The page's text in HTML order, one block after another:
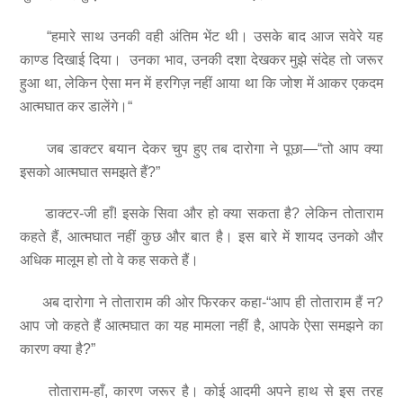
“हमारे साथ उनकी वही अंतिम भेंट थी। उसके बाद आज सवेरे यह
काण्ड दिखाई दिया। उनका भाव, उनकी दशा देखकर मुझे संदेह तो जरूर
हुआ था, लेकिन ऐसा मन में हरगिज़ नहीं आया था कि जोश में आकर एकदम
आत्मघात कर डालेंगे।“
जब डाक्टर बयान देकर चुप हुए तब दारोगा ने पूछा—“तो आप क्या
इसको आत्मघात समझते हैं?”
डाक्टर-जी हाँ! इसके सिवा और हो क्या सकता है? लेकिन तोताराम
कहते हैं, आत्मघात नहीं कुछ और बात है। इस बारे में शायद उनको और
अधिक मालूम हो तो वे कह सकते हैं।
अब दारोगा ने तोताराम की ओर फिरकर कहा-“आप ही तोताराम हैं न?
आप जो कहते हैं आत्मघात का यह मामला नहीं है, आपके ऐसा समझने का
कारण क्या है?”
तोताराम-हाँ, कारण जरूर है। कोई आदमी अपने हाथ से इस तरह